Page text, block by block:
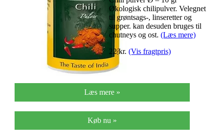
Økologisk chilipulver. Velegnet
til grøntsags-, linseretter og
supper. kan desuden bruges til
chutneys og ost. (Læs mere)
22 kr. (Vis fragtpris)
Læs mere »
Køb nu »